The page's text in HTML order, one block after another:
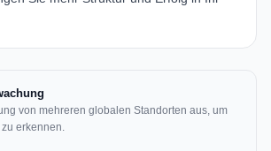
von mehreren globalen Standorten aus, um
erkennen.